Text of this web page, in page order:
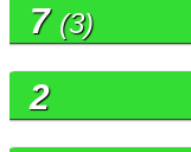
7 (3)
2